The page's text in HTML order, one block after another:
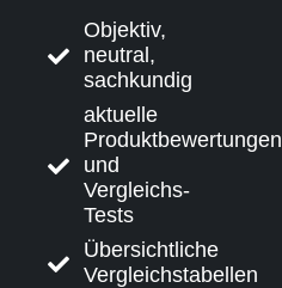
Objektiv,
neutral,
sachkundig
aktuelle
Produktbewertungen
und
Vergleichs-
Tests
Übersichtliche
Vergleichstabellen